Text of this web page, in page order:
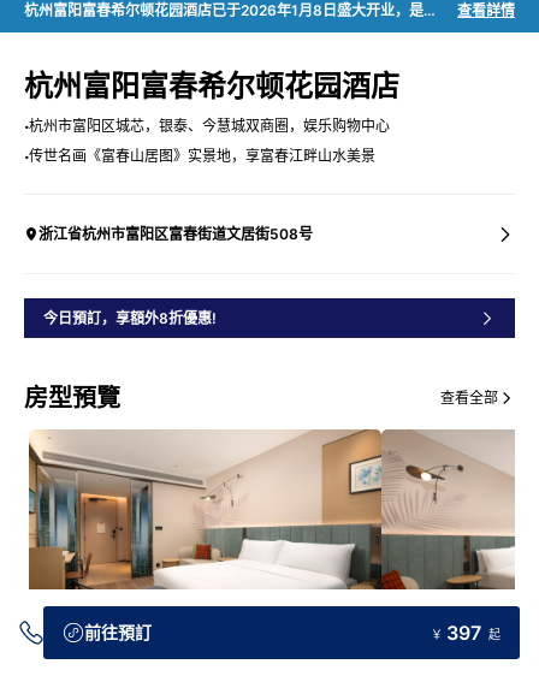
杭州富阳富春希尔顿花园酒店已于2026年1月8日盛大开业，是您来杭州富阳商务出行、休闲旅居的不二之选，期待您的莅临。 查看詳情
杭州富阳富春希尔顿花园酒店
杭州市富阳区城芯，银泰、今慧城双商圈，娱乐购物中心
传世名画《富春山居图》实景地，享富春江畔山水美景
浙江省杭州市富阳区富春街道文居街508号
今日預訂，享額外8折優惠!
房型預覽 查看全部
前往預訂 ￥ 397 起